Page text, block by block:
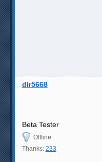
dlr5668
Beta Tester
Offline
Thanks: 233